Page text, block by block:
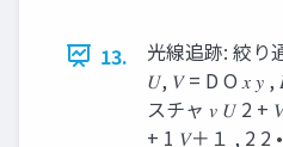
13.
光線追跡: 絞り
𝑈, 𝑉 = D O 𝑥 𝑦
スチャ 𝑣 𝑈 2 +
+ 1 𝑉＋１ , 2 2